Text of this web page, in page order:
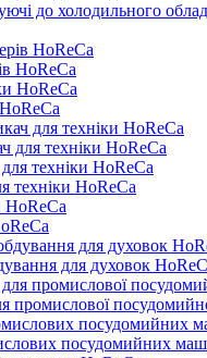
до холодильного
HoReCa
для техніки HoReCa
техніки HoReCa
для духовок
промислової
посудомийних